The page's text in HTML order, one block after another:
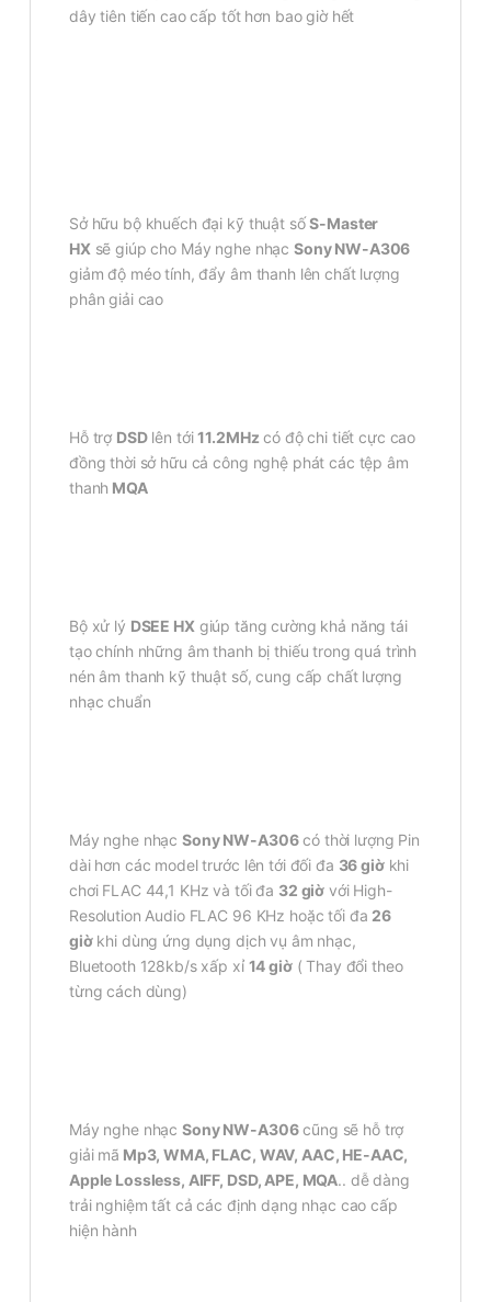
dây tiên tiến cao cấp tốt hơn bao giờ hết
Sở hữu bộ khuếch đại kỹ thuật sốS-Master
HX sẽ giúp cho Máy nghe nhạc Sony NW-A306
giảm độ méo tính, đẩy âm thanh lên chất lượng
phân giải cao
Hỗ trợ DSDlên tới11.2MHz có độ chi tiết cực cao
đồng thời sở hữu cả công nghệ phát các tệp âm
thanh MQA
Bộ xử lý DSEE HX giúp tăng cường khả năng tái
tạo chính những âm thanh bị thiếu trong quá trình
nén âm thanh kỹ thuật số, cung cấp chất lượng
nhạc chuẩn
Máy nghe nhạcSony NW-A306có thời lượng Pin
dài hơn các model trước lên tới đối đa 36 giờkhi
chơi FLAC 44,1 KHz và tối đa 32 giờ với High-
Resolution Audio FLAC 96 KHz hoặc tối đa 26
giờkhi dùng ứng dụng dịch vụ âm nhạc,
Bluetooth 128kb/s xấp xỉ 14 giờ( Thay đổi theo
từng cách dùng)
Máy nghe nhạcSony NW-A306cũng sẽ hỗ trợ
giải mã Mp3, WMA, FLAC, WAV, AAC, HE-AAC,
Apple Lossless, AIFF, DSD, APE, MQA.. dễ dàng
trải nghiệm tất cả các định dạng nhạc cao cấp
hiện hành